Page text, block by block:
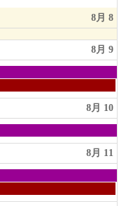
8月 8
8月 9
8月 10
8月 11